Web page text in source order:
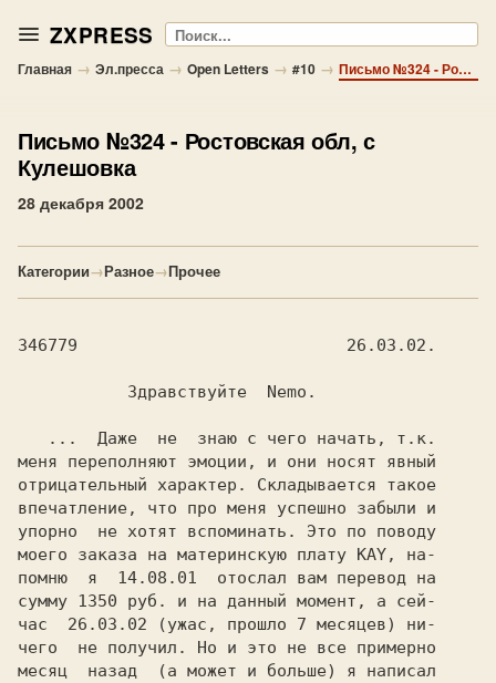
ZXPRESS Поиск
Главная → Эл.пресса → Open Letters → #10 → Письмо №324 - Ростовская обл, с Кулешовка
Письмо №324- Ростовская обл, с
Кулешовка
28 декабря 2002
Категории→Разное→Прочее
346779                           26.03.02.
меня переполняют эмоции, и они носят явный
отрицательный характер. Складывается такое
впечатление, что про меня успешно забыли и
упорно  не хотят вспоминать. Это по поводу
моего заказа на материнскую плату KAY, на-
помню  я  14.08.01  отослал вам перевод на
сумму 1350 руб. и на данный момент, а сей-
час  26.03.02 (ужас, прошло 7 месяцев) ни-
чего  не получил. Но и это не все примерно
месяц  назад  (а может и больше) я написал